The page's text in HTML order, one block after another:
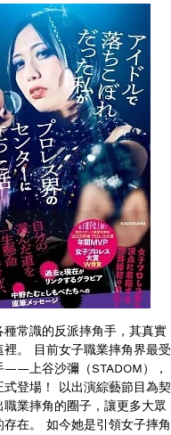
種常識的反派摔角手，其真實
裡。 目前女子職業摔角界最受
——上谷沙彌（STADOM），
式登場！ 以出演綜藝節目為契
職業摔角的圈子，讓更多大眾
存在。 如今她是引領女子摔角